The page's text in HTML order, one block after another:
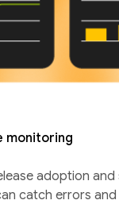
monitoring
adoption and
catch errors